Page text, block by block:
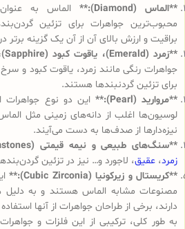
**الماس (Diamond):**
الماس به
محبوب‌ترین جواهرات برای تزئین
براقیت و ارزش بالای آن از آن یک گزینه برتر
**زمرد (Emerald)، یاقوت کبود (Sapphire)، یاقوت سرخ (Ruby) و …:**
جواهرات رنگی مانند زمرد، یاقوت کبود و
برای تزئین گردنبندها هستند.
**مروارید (Pearl):**
این دو نوع
لوسیون‌ها اغلب از دانه‌های زمینی مثل
نیزه‌دارها از صدف‌ها به دست می‌آیند.
**سنگ‌های طبیعی و نیمه قیمتی (Gemstones):**
زمرد، عقیق، لاجورد و… نیز در تزئین
**کریستال و زیرکونیا (Cubic Zirconia):**
مصنوعات مشابه الماس هستند و به دلیل
دارند، برخی از طراحان جواهرات از آنها
به طور کلی، ترکیبی از این فلزات و